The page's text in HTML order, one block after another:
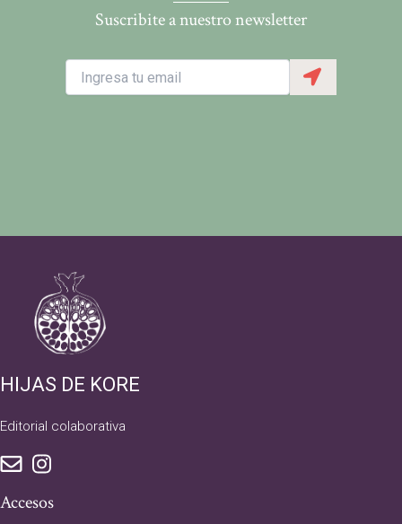
Suscribite a nuestro newsletter​
HIJAS DE KORE
Editorial colaborativa
Accesos